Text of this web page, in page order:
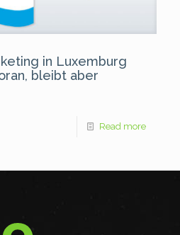
in Luxemburg
bleibt aber
Read more